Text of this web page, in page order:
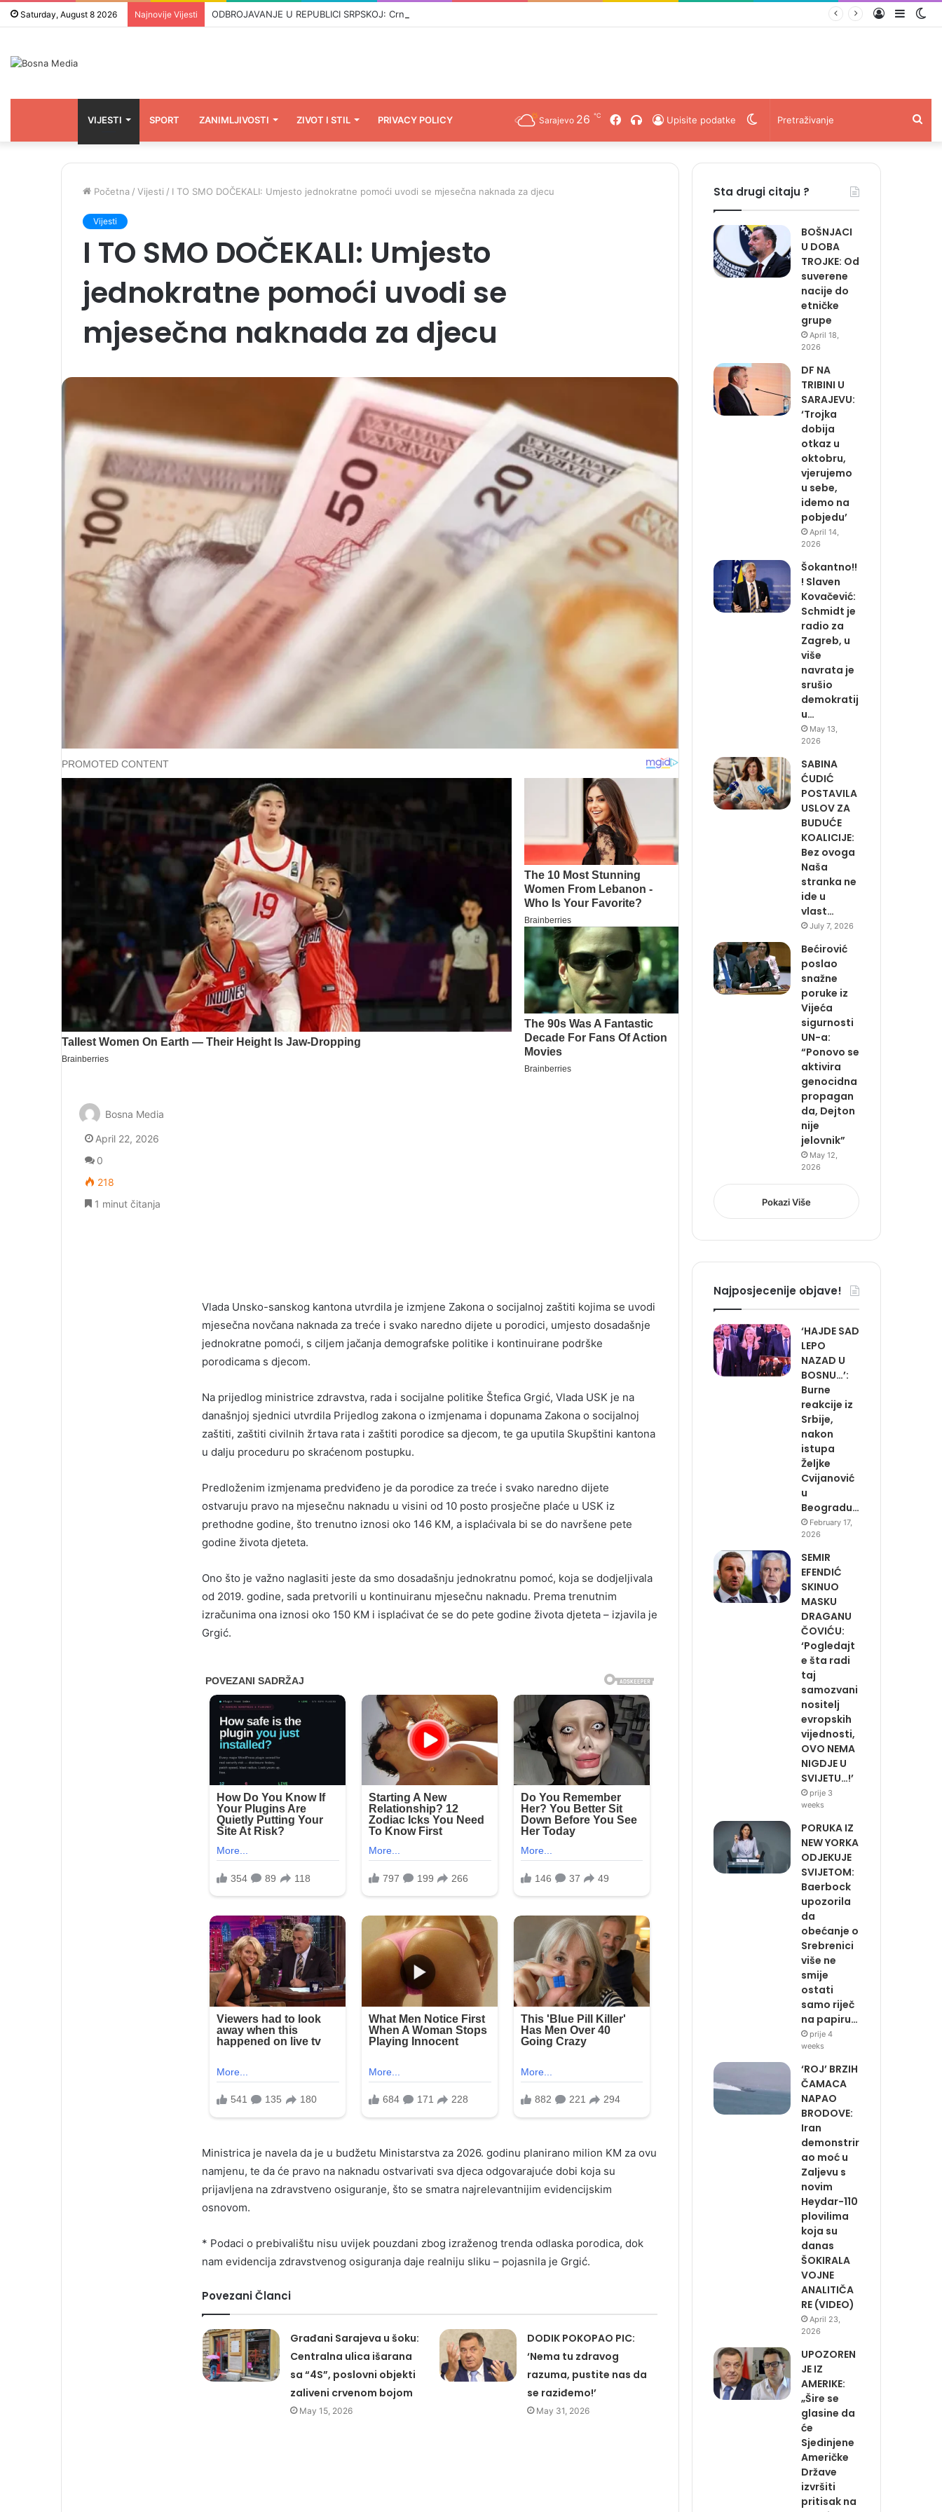
Saturday, August 8 2026 Najnovije Vijesti ODBROJAVANJE U REPUBLICI SRPSKOJ: Crnadak najavljuje pad režima –„Nije normalno da se u 21. vijeku pravi proslava kad dođe…“ Prijava
VIJESTI SPORT ZANIMLJIVOSTI ZIVOT I STIL PRIVACY POLICY Switch
skin
Upisite podatke
Radio
Uživo
Facebook
Sarajevo 26 ℃
Početna / Vijesti / I TO SMO DOČEKALI: Umjesto jednokratne pomoći uvodi se mjesečna naknada za djecu
Vijesti
I TO SMO DOČEKALI: Umjesto
jednokratne pomoći uvodi se
mjesečna naknada za djecu
Vlada Unsko-sanskog kantona utvrdila je izmjene Zakona o socijalnoj zaštiti kojima se uvodi
mjesečna novčana naknada za treće i svako naredno dijete u porodici, umjesto dosadašnje
jednokratne pomoći, s ciljem jačanja demografske politike i kontinuirane podrške
porodicama s djecom.
Na prijedlog ministrice zdravstva, rada i socijalne politike Štefica Grgić, Vlada USK je na
današnjoj sjednici utvrdila Prijedlog zakona o izmjenama i dopunama Zakona o socijalnoj
zaštiti, zaštiti civilnih žrtava rata i zaštiti porodice sa djecom, te ga uputila Skupštini kantona
u dalju proceduru po skraćenom postupku.
Predloženim izmjenama predviđeno je da porodice za treće i svako naredno dijete
ostvaruju pravo na mjesečnu naknadu u visini od 10 posto prosječne plaće u USK iz
prethodne godine, što trenutno iznosi oko 146 KM, a isplaćivala bi se do navršene pete
godine života djeteta.
Ono što je važno naglasiti jeste da smo dosadašnju jednokratnu pomoć, koja se dodjeljivala
od 2019. godine, sada pretvorili u kontinuiranu mjesečnu naknadu. Prema trenutnim
izračunima ona iznosi oko 150 KM i isplaćivat će se do pete godine života djeteta – izjavila je
Grgić.
Ministrica je navela da je u budžetu Ministarstva za 2026. godinu planirano milion KM za ovu
namjenu, te da će pravo na naknadu ostvarivati sva djeca odgovarajuće dobi koja su
prijavljena na zdravstveno osiguranje, što se smatra najrelevantnijim evidencijskim
osnovom.
* Podaci o prebivalištu nisu uvijek pouzdani zbog izraženog trenda odlaska porodica, dok
nam evidencija zdravstvenog osiguranja daje realniju sliku – pojasnila je Grgić.
Povezani Članci
Građani Sarajeva u šoku:
Centralna ulica išarana
sa “4S”, poslovni objekti
zaliveni crvenom bojom
May 15, 2026
DODIK POKOPAO PIC:
‘Nema tu zdravog
razuma, pustite nas da
se raziđemo!’
May 31, 2026
Bosna Media
April 22, 2026
0
218
1 minut čitanja
Sta drugi citaju ?
BOŠNJACI
U DOBA
TROJKE: Od
suverene
nacije do
etničke
grupe
April 18,
2026
DF NA
TRIBINI U
SARAJEVU:
‘Trojka
dobija
otkaz u
oktobru,
vjerujemo
u sebe,
idemo na
pobjedu’
April 14,
2026
Šokantno!!
! Slaven
Kovačević:
Schmidt je
radio za
Zagreb, u
više
navrata je
srušio
demokratij
u…
May 13,
2026
SABINA
ĆUDIĆ
POSTAVILA
USLOV ZA
BUDUĆE
KOALICIJE:
Bez ovoga
Naša
stranka ne
ide u
vlast…
July 7, 2026
Bećirović
poslao
snažne
poruke iz
Vijeća
sigurnosti
UN-a:
“Ponovo se
aktivira
genocidna
propagan
da, Dejton
nije
jelovnik”
May 12,
2026
Pokazi Više
Najposjecenije objave!
‘HAJDE SAD
LEPO
NAZAD U
BOSNU…’:
Burne
reakcije iz
Srbije,
nakon
istupa
Željke
Cvijanović
u
Beogradu…
February 17,
2026
SEMIR
EFENDIĆ
SKINUO
MASKU
DRAGANU
ČOVIĆU:
‘Pogledajt
e šta radi
taj
samozvani
nositelj
evropskih
vijednosti,
OVO NEMA
NIGDJE U
SVIJETU…!’
prije 3
weeks
PORUKA IZ
NEW YORKA
ODJEKUJE
SVIJETOM:
Baerbock
upozorila
da
obećanje o
Srebrenici
više ne
smije
ostati
samo riječ
na papiru…
prije 4
weeks
‘ROJ’ BRZIH
ČAMACA
NAPAO
BRODOVE:
Iran
demonstrir
ao moć u
Zaljevu s
novim
Heydar-110
plovilima
koja su
danas
ŠOKIRALA
VOJNE
ANALITIČA
RE (VIDEO)
April 23,
2026
UPOZOREN
JE IZ
AMERIKE:
„Šire se
glasine da
će
Sjedinjene
Američke
Države
izvršiti
pritisak na